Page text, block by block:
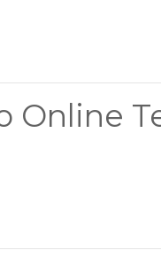
Online